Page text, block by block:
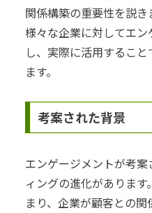
関係構築の重要性を説き
様々な企業に対してエ
し、実際に活用するこ
ます。
考案された背景
エンゲージメントが考
ィングの進化がありま
まり、企業が顧客との